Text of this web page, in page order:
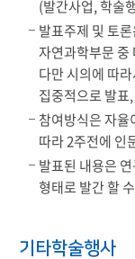
(발간사업, 학술
발표주제 및 토
자연과학부문 중
다만 시의에 따
집중적으로 발표
참여방식은 자
따라 2주전에 인
발표된 내용은
형태로 발간 할
기타학술행사